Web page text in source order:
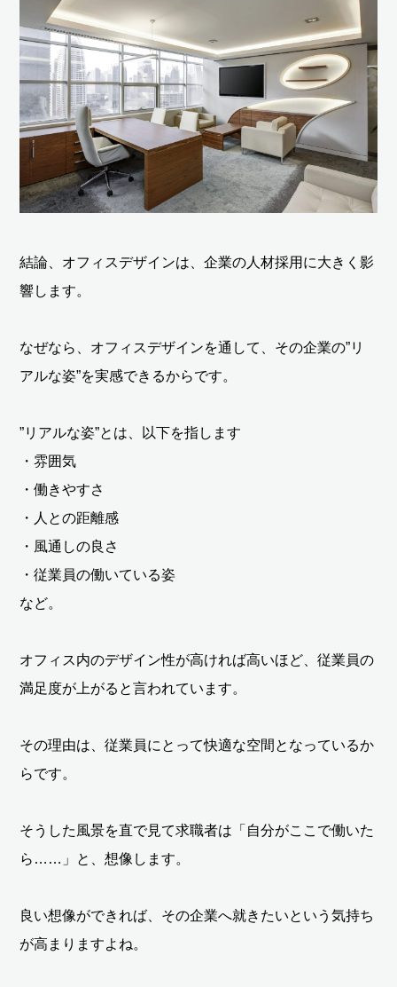
結論、オフィスデザインは、企業の人材採用に大きく影
響します。
なぜなら、オフィスデザインを通して、その企業の”リ
アルな姿”を実感できるからです。
”リアルな姿”とは、以下を指します
・雰囲気
・働きやすさ
・人との距離感
・風通しの良さ
・従業員の働いている姿
など。
オフィス内のデザイン性が高ければ高いほど、従業員の
満足度が上がると言われています。
その理由は、従業員にとって快適な空間となっているか
らです。
そうした風景を直で見て求職者は「自分がここで働いた
ら……」と、想像します。
良い想像ができれば、その企業へ就きたいという気持ち
が高まりますよね。